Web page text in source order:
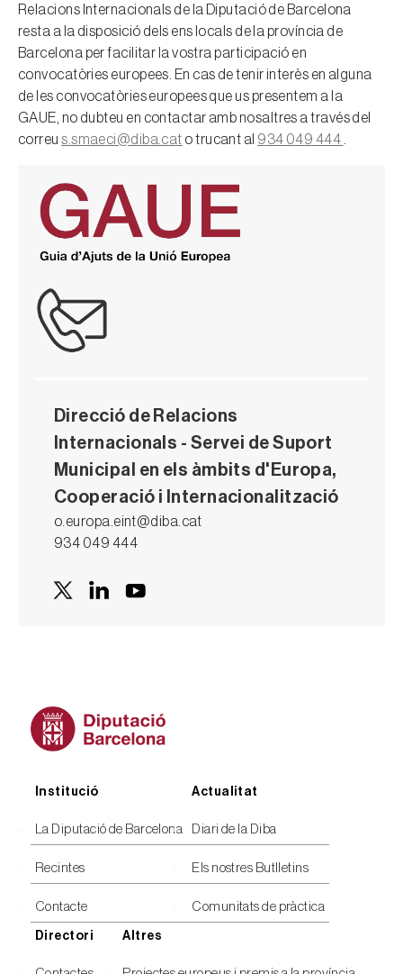
Relacions Internacionals de la Diputació de Barcelona
resta a la disposició dels ens locals de la província de
Barcelona per facilitar la vostra participació en
convocatòries europees. En cas de tenir interès en alguna
de les convocatòries europees que us presentem a la
GAUE, no dubteu en contactar amb nosaltres a través del
correus.smaeci@diba.cat o trucant al 934 049 444
Direcció de Relacions
Internacionals - Servei de Suport
Municipal en els àmbits d'Europa,
Cooperació i Internacionalització
o.europa.eint@diba.cat
934 049 444
Peu
Institució
La Diputació de Barcelona
Recintes
Contacte
Actualitat
Diari de la Diba
Els nostres Butlletins
Comunitats de pràctica
Directori Altres